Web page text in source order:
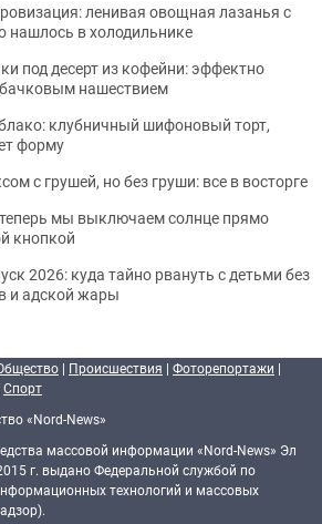
ленивая овощная лазанья с
нашлось в холодильнике
под десерт из кофейни: эффектно
нашествием
клубничный шифоновый торт,
форму
с грушей, но без груши: все в восторге
мы выключаем солнце прямо
кнопкой
2026: куда тайно рвануть с детьми без
и адской жары
| Происшествия | Фоторепортажи |
Спорт
«Nord-News»
массовой информации «Nord-News» Эл
г. выдано Федеральной службой по
технологий и массовых